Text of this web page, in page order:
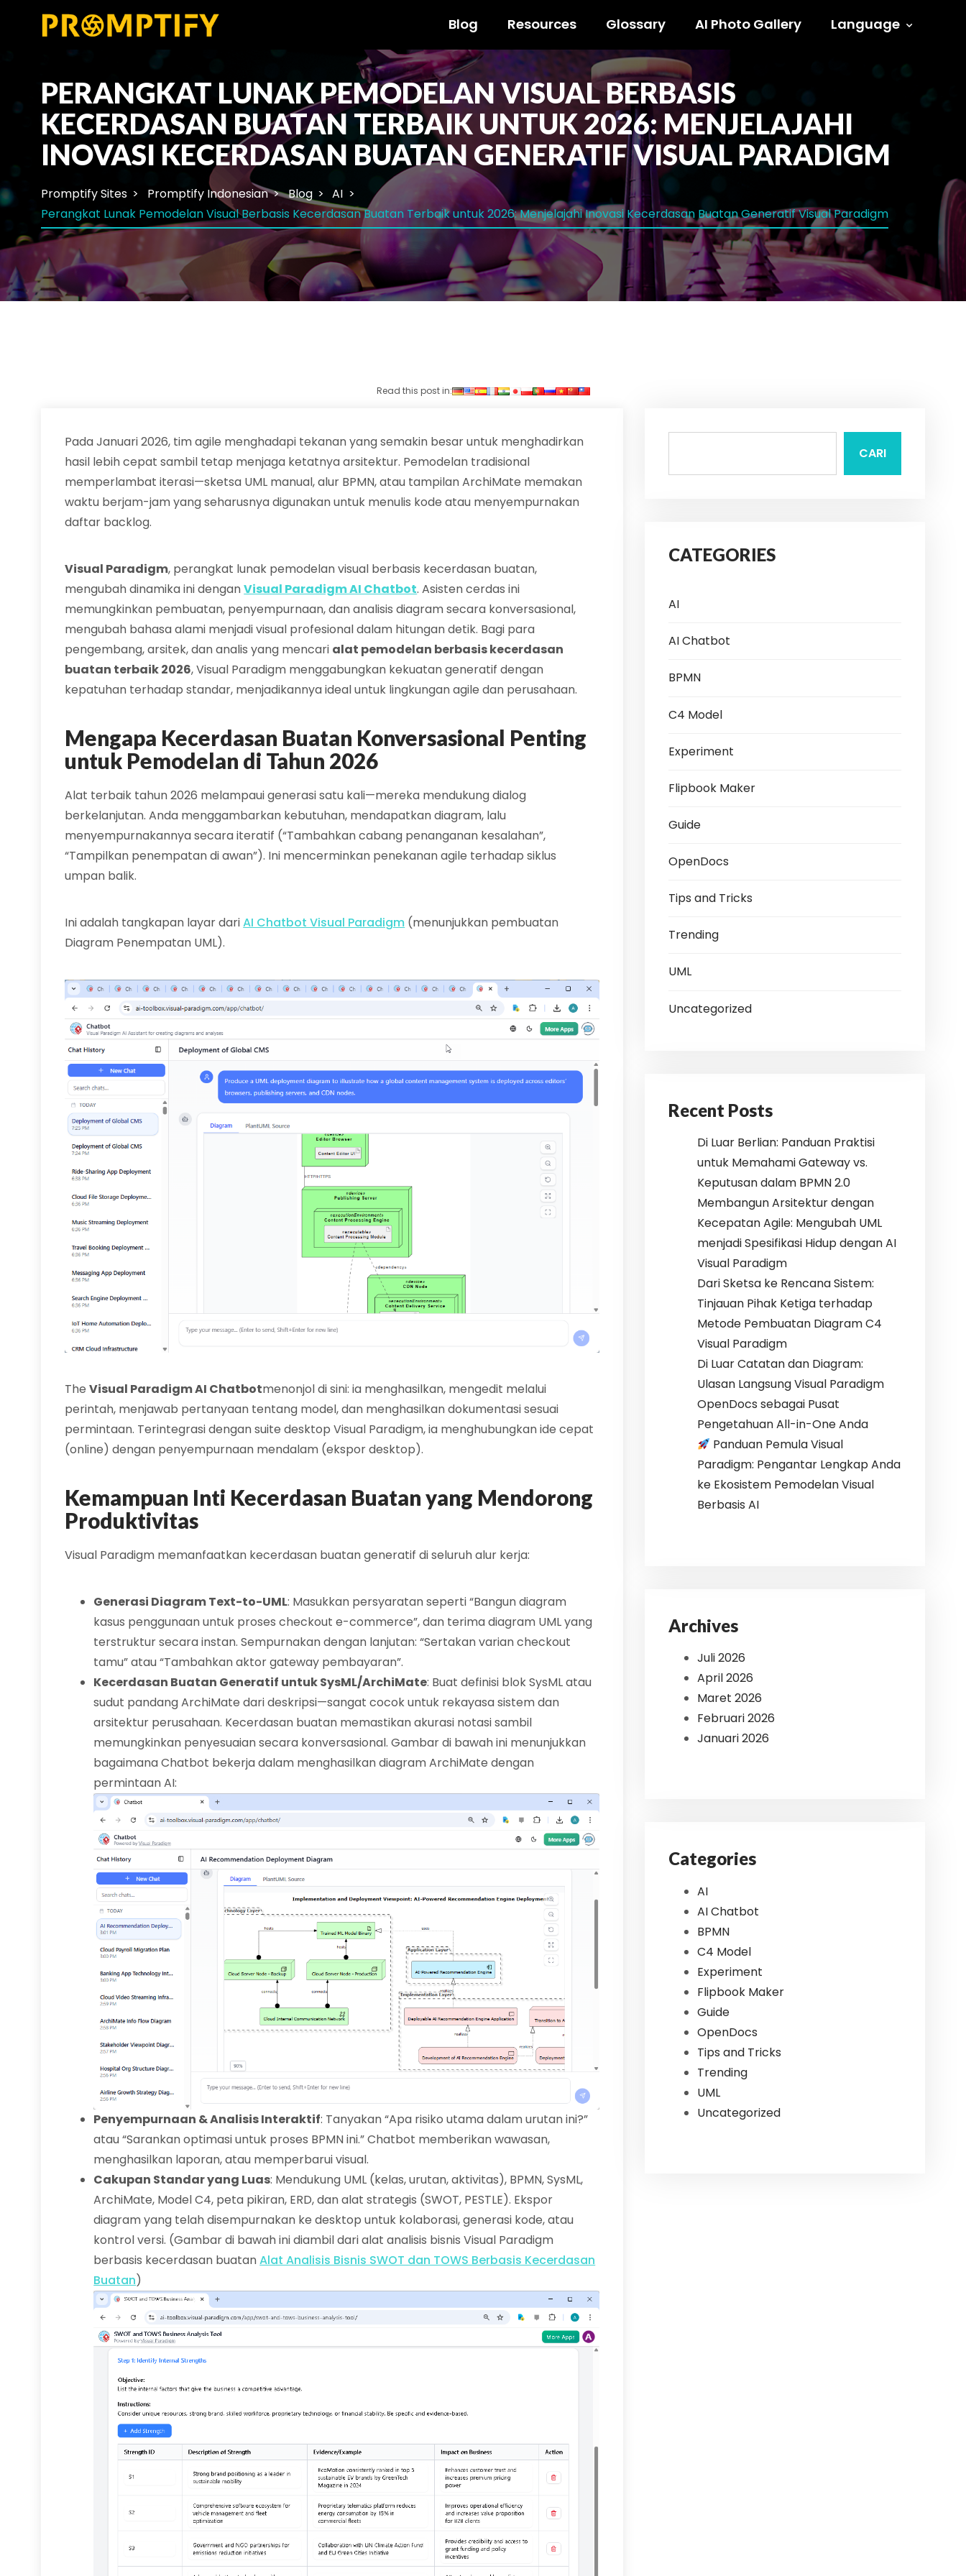
Blog Resources Glossary AI Photo Gallery Language
PERANGKAT LUNAK PEMODELAN VISUAL BERBASIS
KECERDASAN BUATAN TERBAIK UNTUK 2026: MENJELAJAHI
INOVASI KECERDASAN BUATAN GENERATIF VISUAL PARADIGM
Promptify Sites Promptify Indonesian Blog
AI
Perangkat Lunak Pemodelan Visual Berbasis Kecerdasan Buatan Terbaik untuk 2026: Menjelajahi Inovasi Kecerdasan Buatan Generatif Visual Paradigm
Read this post in:
Pada Januari 2026, tim agile menghadapi tekanan yang semakin besar untuk menghadirkan
hasil lebih cepat sambil tetap menjaga ketatnya arsitektur. Pemodelan tradisional
memperlambat iterasi—sketsa UML manual, alur BPMN, atau tampilan ArchiMate memakan
waktu berjam-jam yang seharusnya digunakan untuk menulis kode atau menyempurnakan
daftar backlog.
Visual Paradigm, perangkat lunak pemodelan visual berbasis kecerdasan buatan,
mengubah dinamika ini denganVisual Paradigm AI Chatbot. Asisten cerdas ini
memungkinkan pembuatan, penyempurnaan, dan analisis diagram secara konversasional,
mengubah bahasa alami menjadi visual profesional dalam hitungan detik. Bagi para
pengembang, arsitek, dan analis yang mencari alat pemodelan berbasis kecerdasan
buatan terbaik 2026, Visual Paradigm menggabungkan kekuatan generatif dengan
kepatuhan terhadap standar, menjadikannya ideal untuk lingkungan agile dan perusahaan.
Mengapa Kecerdasan Buatan Konversasional Penting
untuk Pemodelan di Tahun 2026
Alat terbaik tahun 2026 melampaui generasi satu kali—mereka mendukung dialog
berkelanjutan. Anda menggambarkan kebutuhan, mendapatkan diagram, lalu
menyempurnakannya secara iteratif (“Tambahkan cabang penanganan kesalahan”,
“Tampilkan penempatan di awan”). Ini mencerminkan penekanan agile terhadap siklus
umpan balik.
Ini adalah tangkapan layar dariAI Chatbot Visual Paradigm (menunjukkan pembuatan
Diagram Penempatan UML).
TheVisual Paradigm AI Chatbotmenonjol di sini: ia menghasilkan, mengedit melalui
perintah, menjawab pertanyaan tentang model, dan menghasilkan dokumentasi sesuai
permintaan. Terintegrasi dengan suite desktop Visual Paradigm, ia menghubungkan ide cepat
(online) dengan penyempurnaan mendalam (ekspor desktop).
Kemampuan Inti Kecerdasan Buatan yang Mendorong
Produktivitas
Visual Paradigm memanfaatkan kecerdasan buatan generatif di seluruh alur kerja:
Generasi Diagram Text-to-UML: Masukkan persyaratan seperti “Bangun diagram
kasus penggunaan untuk proses checkout e-commerce”, dan terima diagram UML yang
terstruktur secara instan. Sempurnakan dengan lanjutan: “Sertakan varian checkout
tamu” atau “Tambahkan aktor gateway pembayaran”.
Kecerdasan Buatan Generatif untuk SysML/ArchiMate: Buat definisi blok SysML atau
sudut pandang ArchiMate dari deskripsi—sangat cocok untuk rekayasa sistem dan
arsitektur perusahaan. Kecerdasan buatan memastikan akurasi notasi sambil
memungkinkan penyesuaian secara konversasional. Gambar di bawah ini menunjukkan
bagaimana Chatbot bekerja dalam menghasilkan diagram ArchiMate dengan
permintaan AI:
Penyempurnaan & Analisis Interaktif: Tanyakan “Apa risiko utama dalam urutan ini?”
atau “Sarankan optimasi untuk proses BPMN ini.” Chatbot memberikan wawasan,
menghasilkan laporan, atau memperbarui visual.
Cakupan Standar yang Luas: Mendukung UML (kelas, urutan, aktivitas), BPMN, SysML,
ArchiMate, Model C4, peta pikiran, ERD, dan alat strategis (SWOT, PESTLE). Ekspor
diagram yang telah disempurnakan ke desktop untuk kolaborasi, generasi kode, atau
kontrol versi. (Gambar di bawah ini diambil dari alat analisis bisnis Visual Paradigm
berbasis kecerdasan buatanAlat Analisis Bisnis SWOT dan TOWS Berbasis Kecerdasan
Buatan)
CARI
CATEGORIES
AI
AI Chatbot
BPMN
C4 Model
Experiment
Flipbook Maker
Guide
OpenDocs
Tips and Tricks
Trending
UML
Uncategorized
Recent Posts
Di Luar Berlian: Panduan Praktisi
untuk Memahami Gateway vs.
Keputusan dalam BPMN 2.0
Membangun Arsitektur dengan
Kecepatan Agile: Mengubah UML
menjadi Spesifikasi Hidup dengan AI
Visual Paradigm
Dari Sketsa ke Rencana Sistem:
Tinjauan Pihak Ketiga terhadap
Metode Pembuatan Diagram C4
Visual Paradigm
Di Luar Catatan dan Diagram:
Ulasan Langsung Visual Paradigm
OpenDocs sebagai Pusat
Pengetahuan All-in-One Anda
Panduan Pemula Visual
Paradigm: Pengantar Lengkap Anda
ke Ekosistem Pemodelan Visual
Berbasis AI
Archives
Juli 2026
April 2026
Maret 2026
Februari 2026
Januari 2026
Categories
AI
AI Chatbot
BPMN
C4 Model
Experiment
Flipbook Maker
Guide
OpenDocs
Tips and Tricks
Trending
UML
Uncategorized